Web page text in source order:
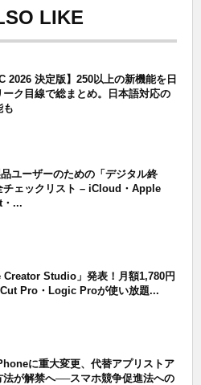
LIKE
2026 決定版】250以上の新機能を日
ーク目線で総まとめ。日本語対応の
も
ユーザーのための「デジタル終
チェックリスト – iCloud・Apple
...
Creator Studio」発表！月額1,780円
Pro・Logic Proが使い放題...
に重大変更、代替アプリストア
法が解禁へ──スマホ競争促進法への